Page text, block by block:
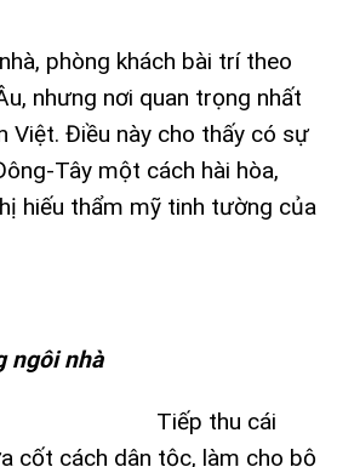
phòng khách bài trí theo
nhưng nơi quan trọng nhất
Việt. Điều này cho thấy có sự
Tây một cách hài hòa,
hiếu thẩm mỹ tinh tường của
ngôi nhà
Tiếp thu cái
cốt cách dân tộc, làm cho bộ